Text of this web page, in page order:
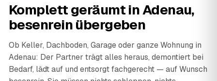
Komplett geräumt in Adenau,
besenrein übergeben
Ob Keller, Dachboden, Garage oder ganze Wohnung in
Adenau: Der Partner trägt alles heraus, demontiert bei
Bedarf, lädt auf und entsorgt fachgerecht — auf Wunsch